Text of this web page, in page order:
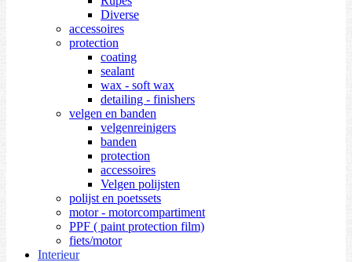
Diverse
accessoires
protection
coating
sealant
wax - soft wax
detailing - finishers
velgen en banden
velgenreinigers
banden
protection
accessoires
Velgen polijsten
polijst en poetssets
motor - motorcompartiment
PPF ( paint protection film)
fiets/motor
Interieur